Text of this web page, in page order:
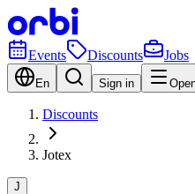
Events Discounts Jobs
En Sign in
Discounts
Jotex
J